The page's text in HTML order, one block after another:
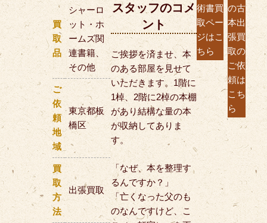
買
取
品
シャーロ
ット・ホ
ームズ関
連書籍、
その他
ご
依
頼
地
域
東京都板
橋区
買
取
方
法
出張買取
スタッフのコメ
ント
ご挨拶を済ませ、本
のある部屋を見せて
いただきます。1階に
1棹、2階に2棹の本棚
があり結構な量の本
が収納してありま
す。
「なぜ、本を整理す
るんですか？」
「亡くなった父のも
のなんですけど、こ
術書買
取ペー
ジはこ
ちら
の古
本出
張買
取の
ご依
頼は
こち
ら